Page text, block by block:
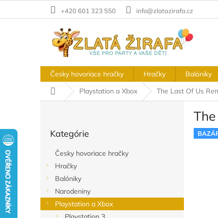
+420 601 323 550 info@zlatazirafa.cz
Česky hovoriace hračky Hračky Balóniky
DomovPlaystation a Xbox The Last Of Us
kategórie
Kategórie
Česky hovoriace hračky
Hračky
Balóniky
Narodeniny
Playstation a Xbox